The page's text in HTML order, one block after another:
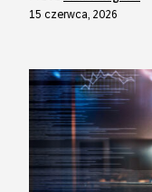
15 czerwca, 2026